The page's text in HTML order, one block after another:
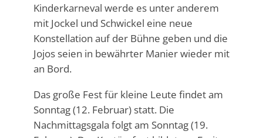
Kinderkarneval werde es unter anderem
mit Jockel und Schwickel eine neue
Konstellation auf der Bühne geben und die
Jojos seien in bewährter Manier wieder mit
an Bord.
Das große Fest für kleine Leute findet am
Sonntag (12. Februar) statt. Die
Nachmittagsgala folgt am Sonntag (19.